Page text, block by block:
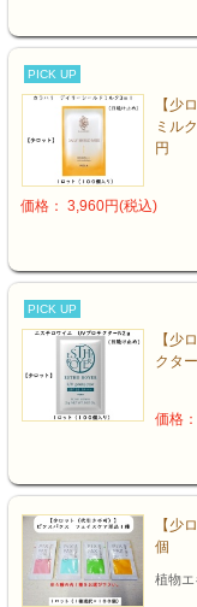
PICK UP
【少
ミル
円
価格： 3,960円(税込)
PICK UP
【少
クタ
価格
【少
個
植物